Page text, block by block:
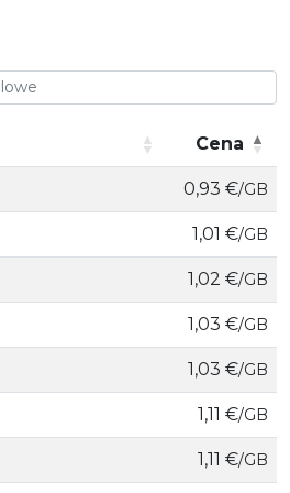
Cena
Cena
0,93 €/GB
1,01 €/GB
1,02 €/GB
1,03 €/GB
1,03 €/GB
1,11 €/GB
1,11 €/GB